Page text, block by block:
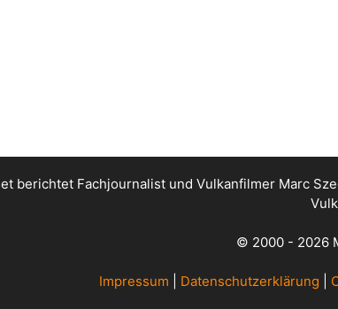
berichtet Fachjournalist und Vulkanfilmer Marc
© 2000 - 2026
Impressum Datenschutzerklärung